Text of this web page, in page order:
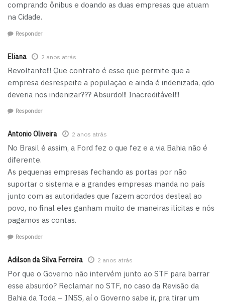
comprando ônibus e doando as duas empresas que atuam
na Cidade.
Responder
Eliana 2 anos atrás
Revoltante!!! Que contrato é esse que permite que a
empresa desrespeite a população e ainda é indenizada, qdo
deveria nos indenizar??? Absurdo!!! Inacreditável!!!
Responder
Antonio Oliveira 2 anos atrás
No Brasil é assim, a Ford fez o que fez e a via Bahia não é
diferente.
As pequenas empresas fechando as portas por não
suportar o sistema e a grandes empresas manda no país
junto com as autoridades que fazem acordos desleal ao
povo, no final eles ganham muito de maneiras ilícitas e nós
pagamos as contas.
Responder
Adilson da Silva Ferreira 2 anos atrás
Por que o Governo não intervém junto ao STF para barrar
esse absurdo? Reclamar no STF, no caso da Revisão da
Bahia da Toda – INSS, aí o Governo sabe ir, pra tirar um